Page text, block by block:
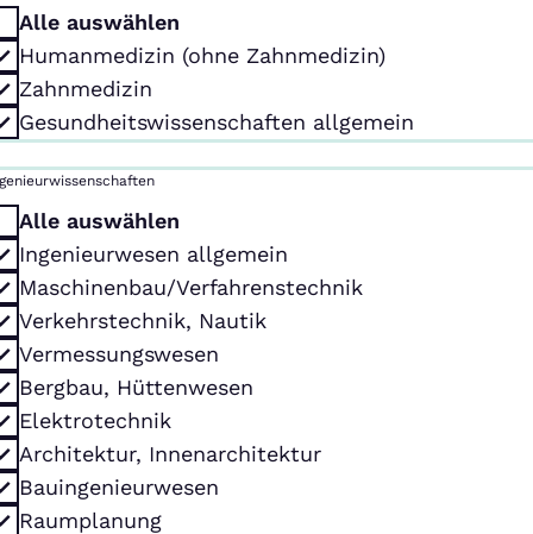
Alle auswählen
Humanmedizin (ohne Zahnmedizin)
Zahnmedizin
Gesundheitswissenschaften allgemein
Alle auswählen
Ingenieurwesen allgemein
Maschinenbau/Verfahrenstechnik
Verkehrstechnik, Nautik
Vermessungswesen
Bergbau, Hüttenwesen
Elektrotechnik
Architektur, Innenarchitektur
Bauingenieurwesen
Raumplanung